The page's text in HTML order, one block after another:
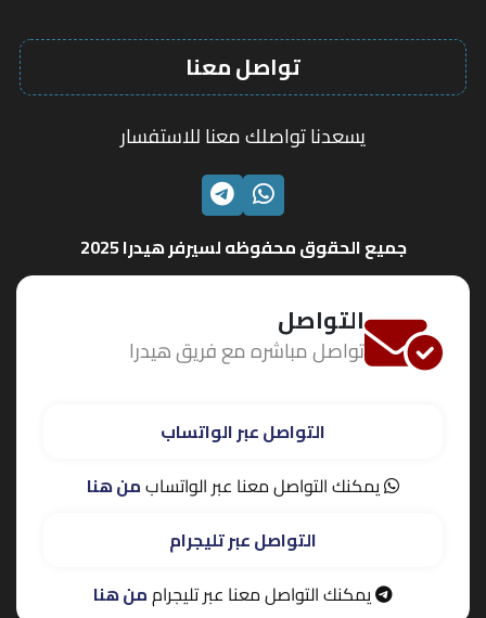
تواصل معنا
يسعدنا تواصلك معنا للاستفسار
الواتسابتليجرام
جميع الحقوق محفوظه لسيرفر هيدرا 2025
التواصل
تواصل مباشره مع فريق هيدرا
التواصل عبر الواتساب
يمكنك التواصل معنا عبر الواتسابمن هنا
التواصل عبر تليجرام
يمكنك التواصل معنا عبر تليجراممن هنا